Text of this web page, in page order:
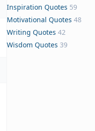
Inspiration Quotes 59
Motivational Quotes 48
Writing Quotes 42
Wisdom Quotes 39